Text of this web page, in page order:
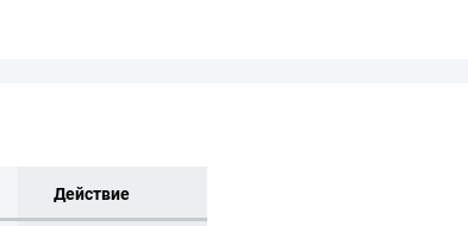
Действие